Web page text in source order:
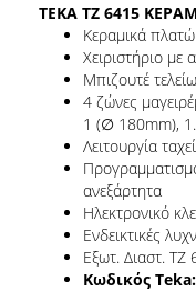
TEKA TZ 6415
Κεραμικά
Χειριστήριο με
Μπιζουτέ
4 ζώνες
1 (∅ 180mm),
Λειτουργία
ανεξάρτητα
Ηλεκτρονικό
Ενδεικτικές
Εξωτ. Διαστ.
Κωδικός